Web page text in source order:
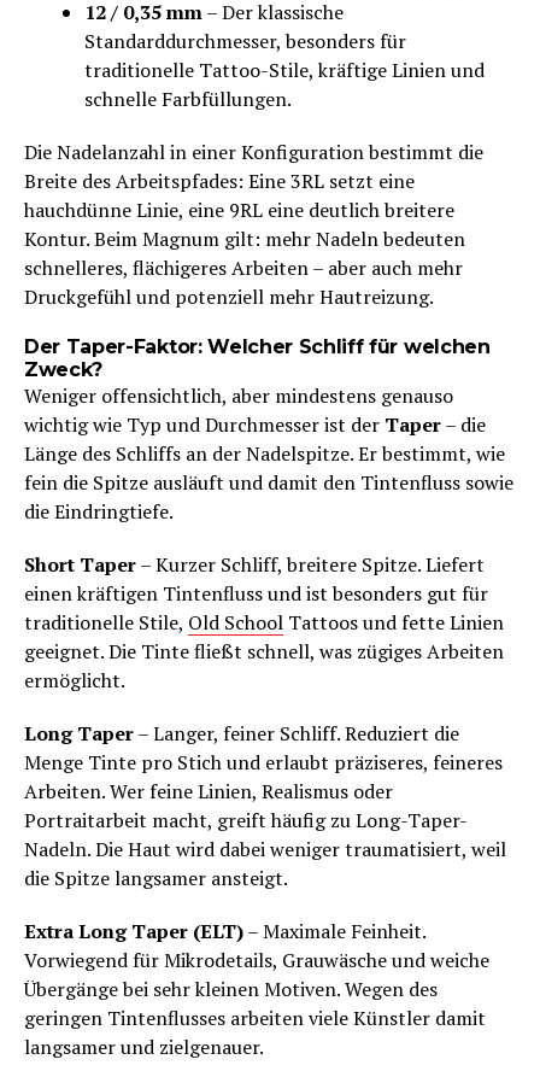
12 / 0,35 mm– Der klassische
Standarddurchmesser, besonders für
traditionelle Tattoo-Stile, kräftige Linien und
schnelle Farbfüllungen.
Die Nadelanzahl in einer Konfiguration bestimmt die
Breite des Arbeitspfades: Eine 3RL setzt eine
hauchdünne Linie, eine 9RL eine deutlich breitere
Kontur. Beim Magnum gilt: mehr Nadeln bedeuten
schnelleres, flächigeres Arbeiten – aber auch mehr
Druckgefühl und potenziell mehr Hautreizung.
Der Taper-Faktor: Welcher Schliff für welchen
Zweck?
Weniger offensichtlich, aber mindestens genauso
wichtig wie Typ und Durchmesser ist der Taper– die
Länge des Schliffs an der Nadelspitze. Er bestimmt, wie
fein die Spitze ausläuft und damit den Tintenfluss sowie
die Eindringtiefe.
Short Taper– Kurzer Schliff, breitere Spitze. Liefert
einen kräftigen Tintenfluss und ist besonders gut für
traditionelle Stile, Old School Tattoos und fette Linien
geeignet. Die Tinte fließt schnell, was zügiges Arbeiten
ermöglicht.
Long Taper– Langer, feiner Schliff. Reduziert die
Menge Tinte pro Stich und erlaubt präziseres, feineres
Arbeiten. Wer feine Linien, Realismus oder
Portraitarbeit macht, greift häufig zu Long-Taper-
Nadeln. Die Haut wird dabei weniger traumatisiert, weil
die Spitze langsamer ansteigt.
Extra Long Taper (ELT)– Maximale Feinheit.
Vorwiegend für Mikrodetails, Grauwäsche und weiche
Übergänge bei sehr kleinen Motiven. Wegen des
geringen Tintenflusses arbeiten viele Künstler damit
langsamer und zielgenauer.